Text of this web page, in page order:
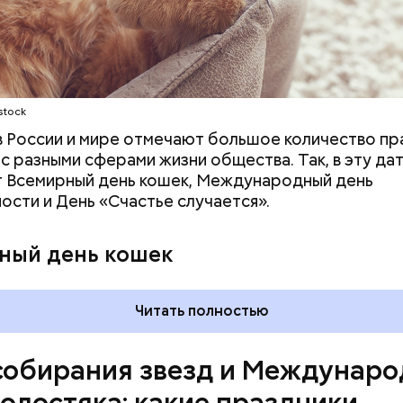
России и мире отмечают большое количество
с разными сферами жизни общества. Так, в эту
Всемирный день кошек, Международный день
и День «Счастье случается».
день кошек
Читать полностью
звезд и
день холостяка
порезанные кубиками, нужно легко обжарить на
К ним добавляются зелень петрушки, чеснок,
масло. Получается очень вкусно, — поделился